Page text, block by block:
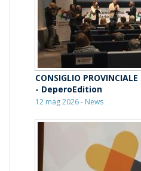
CONSIGLIO
- DeperoEdition
12 mag 2026 - News